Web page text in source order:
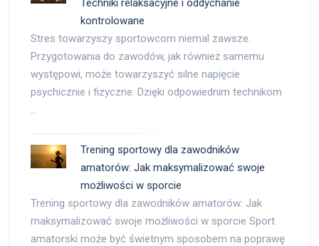
Techniki relaksacyjne i oddychanie
kontrolowane
Stres towarzyszy sportowcom niemal zawsze.
Przygotowania do zawodów, jak również samemu
występowi, może towarzyszyć silne napięcie
psychicznie i fizyczne. Dzięki odpowiednim technikom
…
Trening sportowy dla zawodników
amatorów: Jak maksymalizować swoje
możliwości w sporcie
Trening sportowy dla zawodników amatorów: Jak
maksymalizować swoje możliwości w sporcie Sport
amatorski może być świetnym sposobem na poprawę